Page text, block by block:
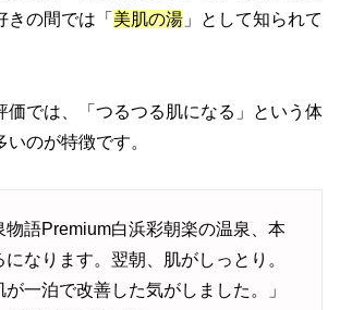
きの間では「 美肌の湯 」として知られて
価では、「つるつる肌になる」という体
のが特徴です。
物語Premium白浜彩朝楽の温泉、本
なります。翌朝、肌がしっとり。
一泊で改善した気がしました。」